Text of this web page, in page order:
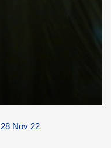
28 Nov 22